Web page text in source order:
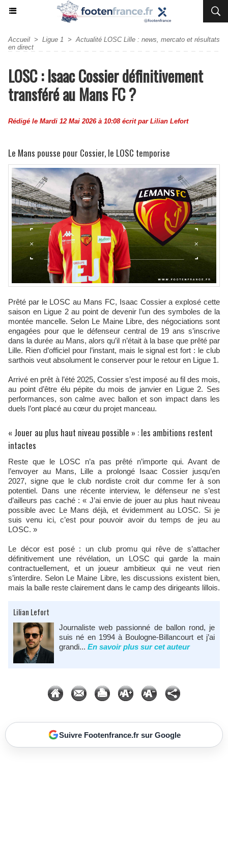
Accueil > Ligue 1 > Actualité LOSC Lille : news, mercato et résultats
en direct
LOSC : Isaac Cossier définitivement
transféré au Mans FC ?
Rédigé le Mardi 12 Mai 2026 à 10:08 écrit par Lilian Lefort
Le Mans pousse pour Cossier, le LOSC temporise
Prêté par le LOSC au Mans FC, Isaac Cossier a explosé cette
saison en Ligue 2 au point de devenir l’un des symboles de la
montée mancelle. Selon Le Maine Libre, des négociations sont
engagées pour que le défenseur central de 19 ans s’inscrive
dans la durée au Mans, alors qu’il n’était à la base que prêté par
Lille. Rien d’officiel pour l’instant, mais le signal est fort : le club
sarthois veut absolument le conserver pour le retour en Ligue 1.
Arrivé en prêt à l’été 2025, Cossier s’est imposé au fil des mois,
au point d’être élu pépite du mois de janvier en Ligue 2. Ses
performances, son calme avec ballon et son impact dans les
duels l’ont placé au cœur du projet manceau.
« Jouer au plus haut niveau possible » : les ambitions restent
intactes
Reste que le LOSC n’a pas prêté n’importe qui. Avant de
l’envoyer au Mans, Lille a prolongé Isaac Cossier jusqu’en
2027, signe que le club nordiste croit dur comme fer à son
potentiel. Dans une récente interview, le défenseur ne s’est
d’ailleurs pas caché : « J’ai envie de jouer au plus haut niveau
possible avec Le Mans déjà, et évidemment au LOSC. Si je
suis venu ici, c’est pour pouvoir avoir du temps de jeu au
LOSC. »
Le décor est posé : un club promu qui rêve de s’attacher
définitivement une révélation, un LOSC qui garde la main
contractuellement, et un joueur ambitieux qui ne veut rien
s’interdire. Selon Le Maine Libre, les discussions existent bien,
mais la balle reste clairement dans le camp des dirigeants lillois.
Lilian Lefort
Journaliste web passionné de ballon rond, je
suis né en 1994 à Boulogne-Billancourt et j’ai
grandi... En savoir plus sur cet auteur
Suivre Footenfrance.fr sur Google